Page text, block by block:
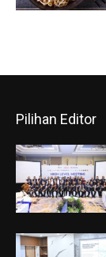
Pilihan Editor